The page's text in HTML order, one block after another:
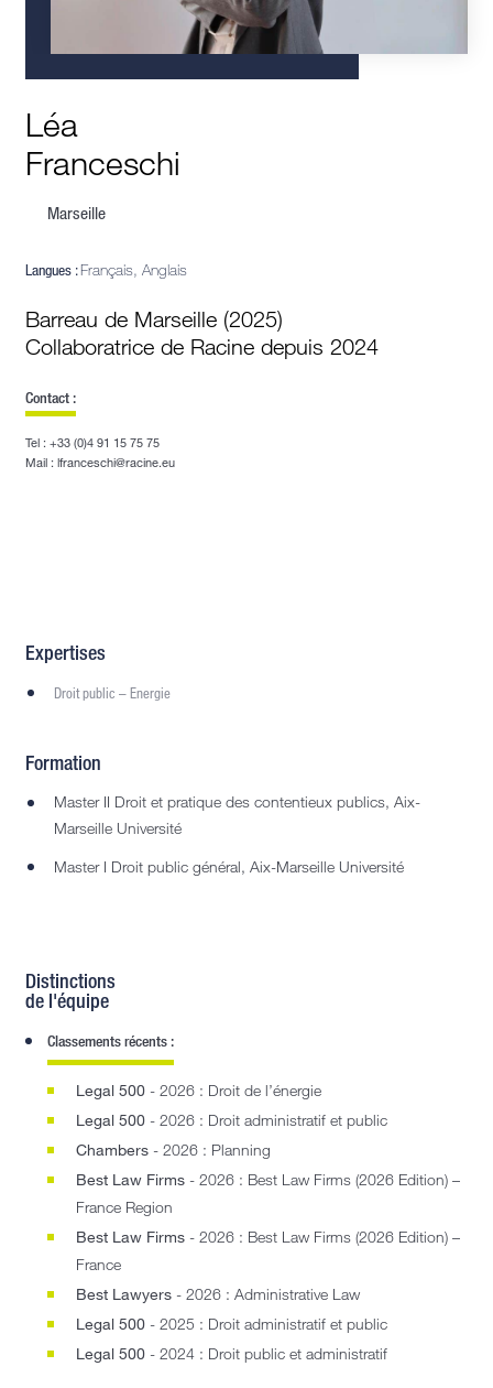
Léa
Franceschi
Marseille
Langues :Français, Anglais
Barreau de Marseille (2025)
Collaboratrice de Racine depuis 2024
Contact :
Tel : +33 (0)4 91 15 75 75
Mail : lfranceschi@racine.eu
Expertises
Droit public – Energie
Formation
Master II Droit et pratique des contentieux publics, Aix-
Marseille Université
Master I Droit public général, Aix-Marseille Université
Distinctions
de l'équipe
Classements récents :
Legal 500 - 2026 : Droit de l’énergie
Legal 500 - 2026 : Droit administratif et public
Chambers - 2026 : Planning
Best Law Firms - 2026 : Best Law Firms (2026 Edition) –
France Region
Best Law Firms - 2026 : Best Law Firms (2026 Edition) –
France
Best Lawyers - 2026 : Administrative Law
Legal 500 - 2025 : Droit administratif et public
Legal 500 - 2024 : Droit public et administratif